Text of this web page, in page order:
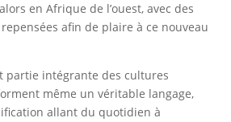
en Afrique de l’ouest, avec des
afin de plaire à ce nouveau
partie intégrante des cultures
même un véritable langage,
allant du quotidien à